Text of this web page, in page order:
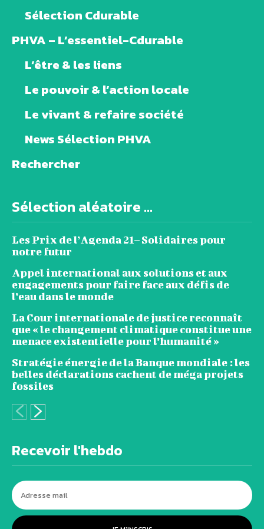
Sélection Cdurable
PHVA – L’essentiel-Cdurable
L’être & les liens
Le pouvoir & l’action locale
Le vivant & refaire société
News Sélection PHVA
Rechercher
Sélection aléatoire ...
Les Prix de l’Agenda 21– Solidaires pour
notre futur
Appel international aux solutions et aux
engagements pour faire face aux défis de
l’eau dans le monde
La Cour internationale de justice reconnaît
que « le changement climatique constitue une
menace existentielle pour l’humanité »
Stratégie énergie de la Banque mondiale : les
belles déclarations cachent de méga projets
fossiles
Recevoir l'hebdo